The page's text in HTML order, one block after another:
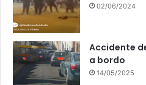
02/06/2024
Accidente
a bordo
14/05/2025